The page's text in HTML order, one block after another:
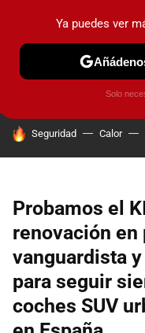
PRUEBAS COCHES
HOY SE HABLA DE
Seguridad Calor
Probamos el
renovación
vanguardista
para seguir
coches SUV
Ya puedes ver
Solo